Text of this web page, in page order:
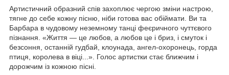
Артистичний образний спів захоплює чергою зміни настрою,
тягне до себе кожну пісню, ніби готова вас обіймати. Ви та
Барбара в чудовому неземному танці феєричного чуттєвого
пізнання. «Життя — це любов, а любов це і бриз, і смуток і
безсоння, останній гудбай, клоунада, ангел-охоронець, горда
птиця, королева в віці...». Голос артистки стає ближчим і
дорожчим із кожною пісні.